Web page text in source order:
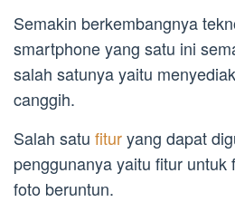
Semakin berkembangnya
smartphone yang satu ini
salah satunya yaitu
canggih.
Salah satu fituryang dapat
penggunanya yaitu fitur untuk
foto beruntun.